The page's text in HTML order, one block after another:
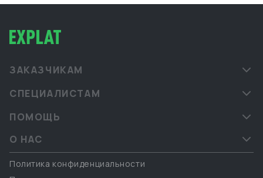
ЗАКАЗЧИКАМ
СПЕЦИАЛИСТАМ
ПОМОЩЬ
О НАС
Политика конфиденциальности